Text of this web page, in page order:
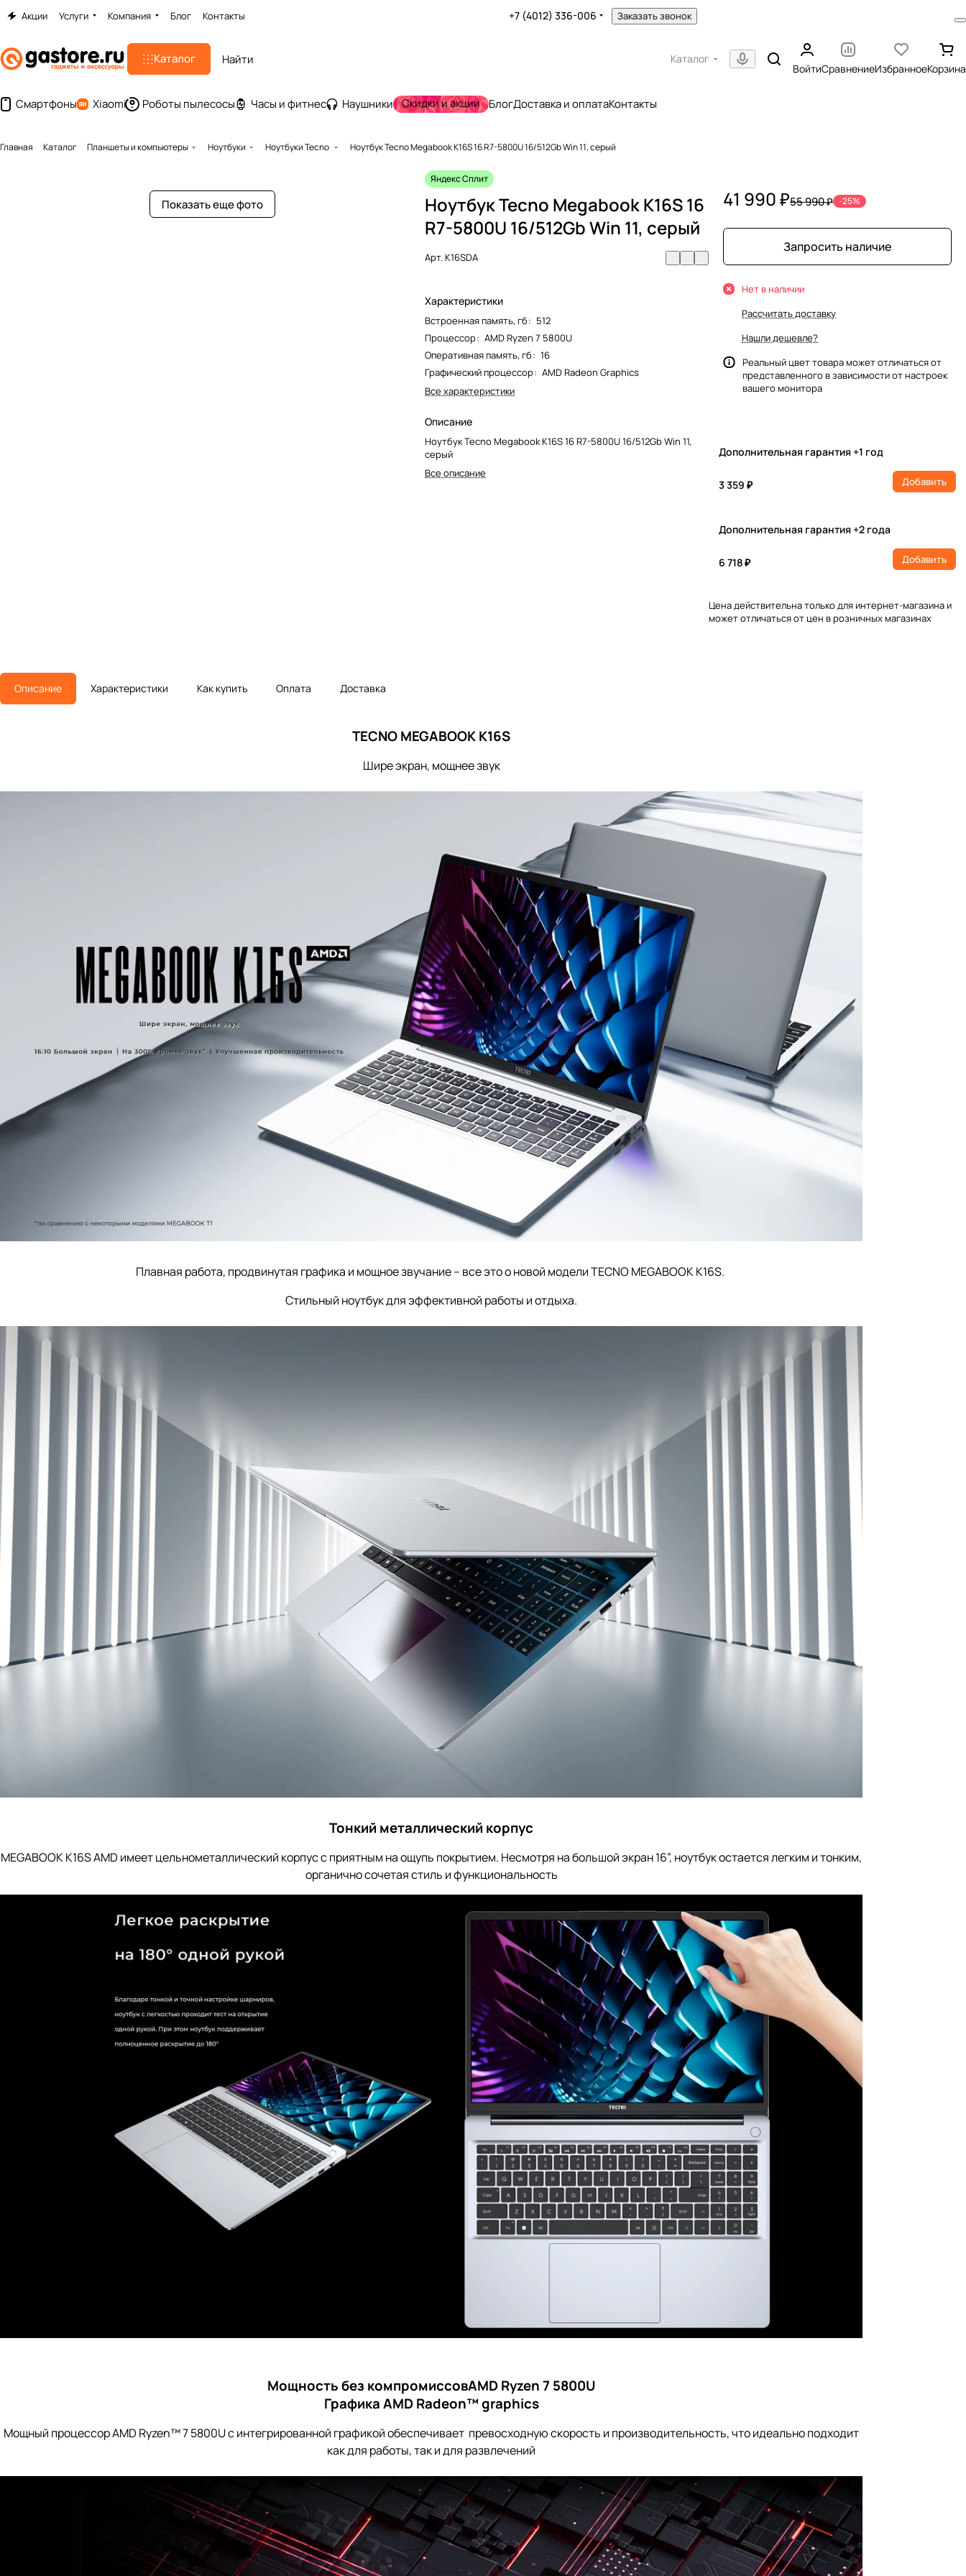
Акции Услуги Компания Блог Контакты +7 (4012) 336-006 Заказать звонок
Каталог Каталог
ВойтиСравнениеИзбранноеКорзина
Смартфоны Xiaomi Роботы пылесосы Часы и фитнес Наушники Скидки и акции БлогДоставка и оплатаКонтакты
Главная Каталог Планшеты и компьютеры Ноутбуки Ноутбуки Tecno Ноутбук Tecno Megabook K16S 16 R7-5800U 16/512Gb Win 11, серый
Показать еще фото
Яндекс Сплит
Ноутбук Tecno Megabook K16S 16
R7-5800U 16/512Gb Win 11, серый
Арт.K16SDA
Характеристики
Встроенная память, гб: 512
Процессор: AMD Ryzen 7 5800U
Оперативная память, гб: 16
Графический процессор: AMD Radeon Graphics
Все характеристики
Описание
Ноутбук Tecno Megabook K16S 16 R7-5800U 16/512Gb Win 11,
серый
Все описание
41 990 ₽55 990 ₽ -25%
Запросить наличие
Нет в наличии
Рассчитать доставку
Нашли дешевле?
Реальный цвет товара может отличаться от
представленного в зависимости от настроек
вашего монитора
Дополнительная гарантия +1 год
3 359 ₽ Добавить
Дополнительная гарантия +2 года
6 718 ₽ Добавить
Цена действительна только для интернет-магазина и
может отличаться от цен в розничных магазинах
Описание Характеристики Как купить Оплата Доставка
TECNO MEGABOOK K16S
Шире экран, мощнее звук
Плавная работа, продвинутая графика и мощное звучание – все это о новой модели TECNO MEGABOOK K16S.
Стильный ноутбук для эффективной работы и отдыха.
Тонкий металлический корпус
MEGABOOK K16S AMD имеет цельнометаллический корпус с приятным на ощупь покрытием. Несмотря на большой экран 16”, ноутбук остается легким и тонким,
органично сочетая стиль и функциональность
Мощность без компромиссовAMD Ryzen 7 5800U
Графика AMD Radeon™ graphics
Мощный процессор AMD Ryzen™ 7 5800U с интегрированной графикой обеспечивает превосходную скорость и производительность, что идеально подходит
как для работы, так и для развлечений